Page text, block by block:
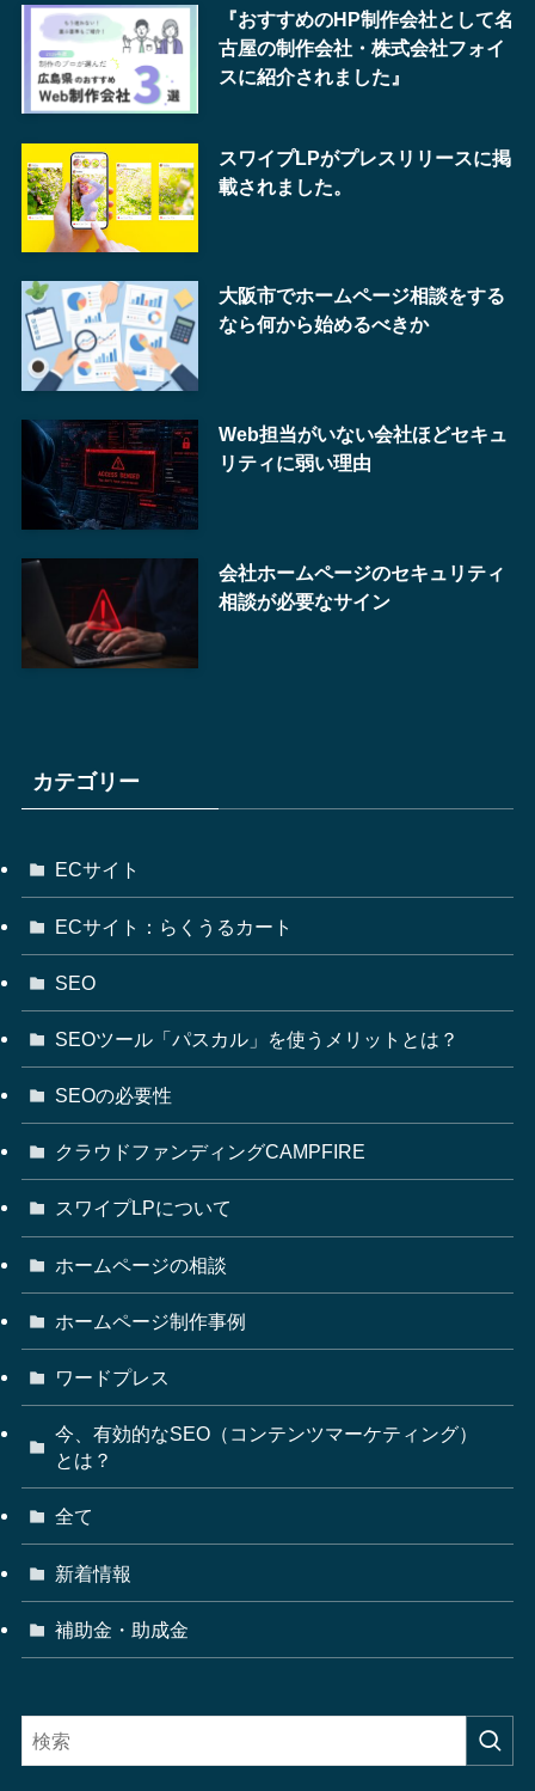
『おすすめのHP制作会社として名
古屋の制作会社・株式会社フォイ
スに紹介されました』
スワイプLPがプレスリリースに掲
載されました。
大阪市でホームページ相談をする
なら何から始めるべきか
Web担当がいない会社ほどセキュ
リティに弱い理由
会社ホームページのセキュリティ
相談が必要なサイン
カテゴリー
ECサイト
ECサイト：らくうるカート
SEO
SEOツール「パスカル」を使うメリットとは？
SEOの必要性
クラウドファンディングCAMPFIRE
スワイプLPについて
ホームページの相談
ホームページ制作事例
ワードプレス
今、有効的なSEO（コンテンツマーケティング）
とは？
全て
新着情報
補助金・助成金